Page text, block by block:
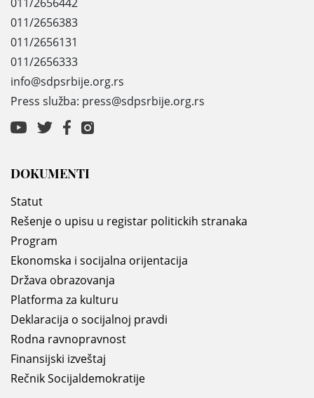
011/2656383
011/2656131
011/2656333
info@sdpsrbije.org.rs
Press služba: press@sdpsrbije.org.rs
DOKUMENTI
Statut
Rešenje o upisu u registar politickih stranaka
Program
Ekonomska i socijalna orijentacija
Država obrazovanja
Platforma za kulturu
Deklaracija o socijalnoj pravdi
Rodna ravnopravnost
Finansijski izveštaj
Rečnik Socijaldemokratije